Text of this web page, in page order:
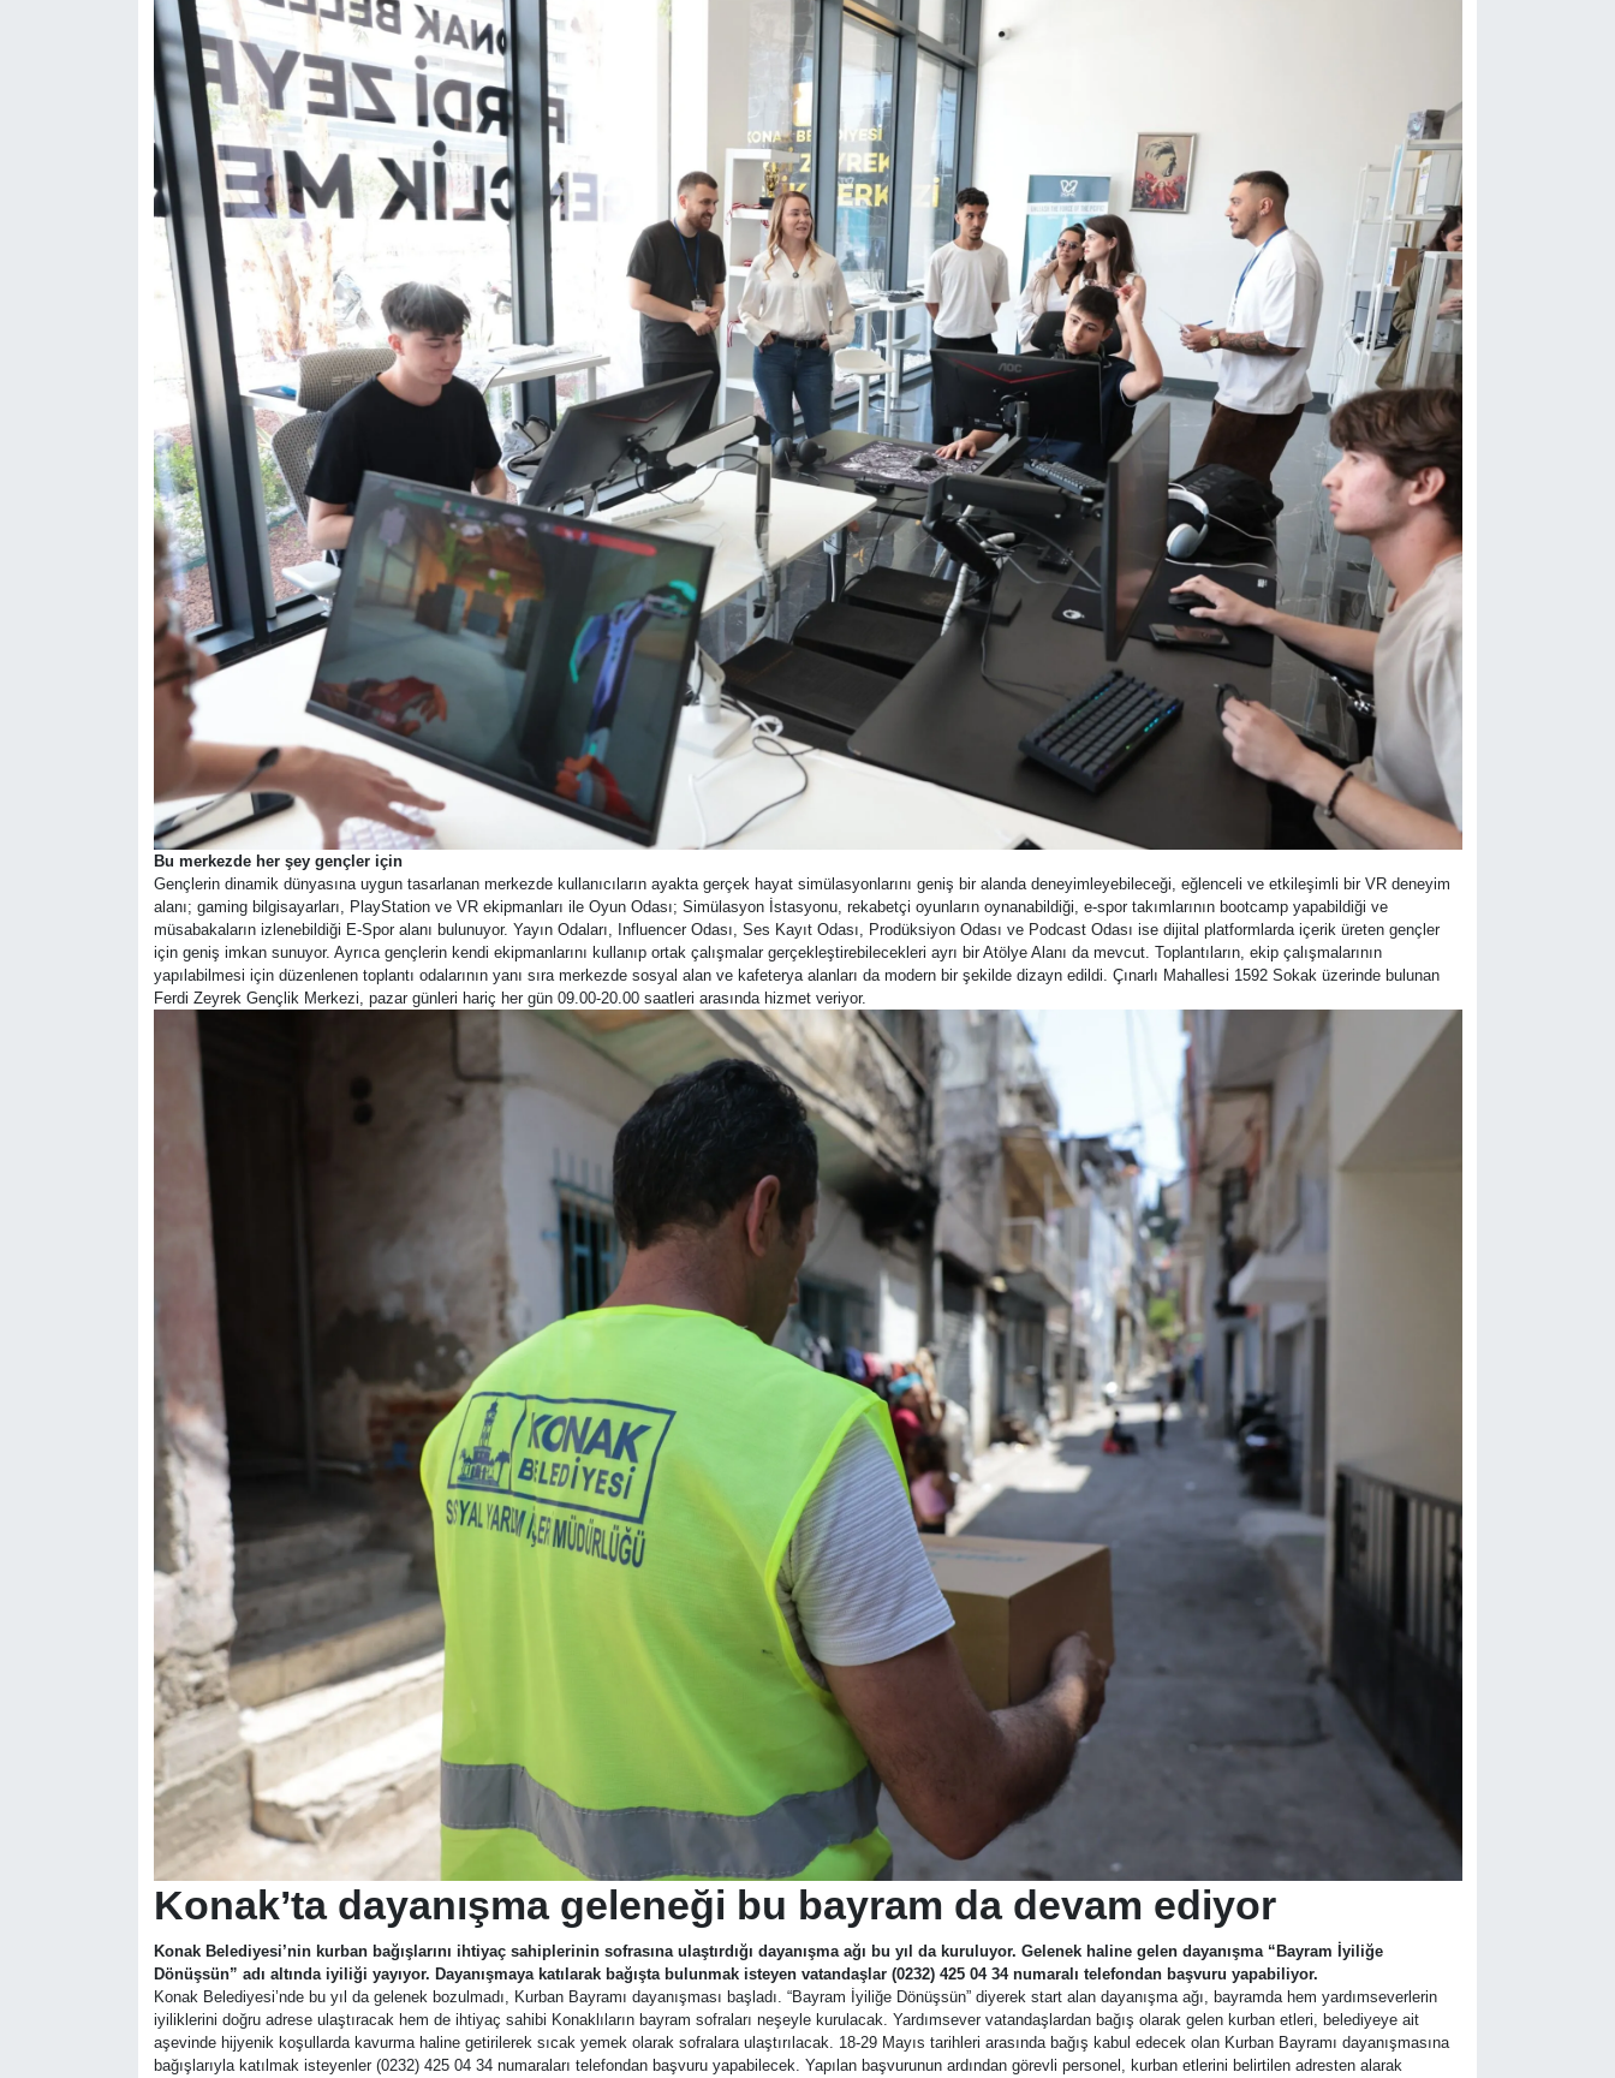
Bu merkezde her şey gençler için
Gençlerin dinamik dünyasına uygun tasarlanan merkezde kullanıcıların ayakta gerçek hayat simülasyonlarını geniş bir alanda deneyimleyebileceği, eğlenceli ve etkileşimli bir VR deneyim
alanı; gaming bilgisayarları, PlayStation ve VR ekipmanları ile Oyun Odası; Simülasyon İstasyonu, rekabetçi oyunların oynanabildiği, e-spor takımlarının bootcamp yapabildiği ve
müsabakaların izlenebildiği E-Spor alanı bulunuyor. Yayın Odaları, Influencer Odası, Ses Kayıt Odası, Prodüksiyon Odası ve Podcast Odası ise dijital platformlarda içerik üreten gençler
için geniş imkan sunuyor. Ayrıca gençlerin kendi ekipmanlarını kullanıp ortak çalışmalar gerçekleştirebilecekleri ayrı bir Atölye Alanı da mevcut. Toplantıların, ekip çalışmalarının
yapılabilmesi için düzenlenen toplantı odalarının yanı sıra merkezde sosyal alan ve kafeterya alanları da modern bir şekilde dizayn edildi. Çınarlı Mahallesi 1592 Sokak üzerinde bulunan
Ferdi Zeyrek Gençlik Merkezi, pazar günleri hariç her gün 09.00-20.00 saatleri arasında hizmet veriyor.
Konak’ta dayanışma geleneği bu bayram da devam ediyor
Konak Belediyesi’nin kurban bağışlarını ihtiyaç sahiplerinin sofrasına ulaştırdığı dayanışma ağı bu yıl da kuruluyor. Gelenek haline gelen dayanışma “Bayram İyiliğe
Dönüşsün” adı altında iyiliği yayıyor. Dayanışmaya katılarak bağışta bulunmak isteyen vatandaşlar (0232) 425 04 34 numaralı telefondan başvuru yapabiliyor.
Konak Belediyesi’nde bu yıl da gelenek bozulmadı, Kurban Bayramı dayanışması başladı. “Bayram İyiliğe Dönüşsün” diyerek start alan dayanışma ağı, bayramda hem yardımseverlerin
iyiliklerini doğru adrese ulaştıracak hem de ihtiyaç sahibi Konaklıların bayram sofraları neşeyle kurulacak. Yardımsever vatandaşlardan bağış olarak gelen kurban etleri, belediyeye ait
aşevinde hijyenik koşullarda kavurma haline getirilerek sıcak yemek olarak sofralara ulaştırılacak. 18-29 Mayıs tarihleri arasında bağış kabul edecek olan Kurban Bayramı dayanışmasına
bağışlarıyla katılmak isteyenler (0232) 425 04 34 numaraları telefondan başvuru yapabilecek. Yapılan başvurunun ardından görevli personel, kurban etlerini belirtilen adresten alarak